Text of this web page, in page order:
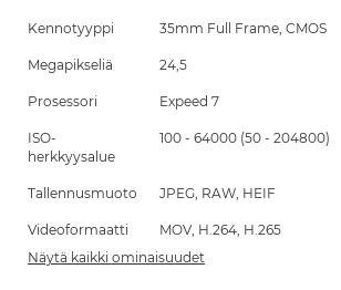
Kennotyyppi 35mm Full Frame, CMOS
Megapikseliä 24,5
Prosessori Expeed 7
ISO-
herkkyysalue
100 - 64000 (50 - 204800)
Tallennusmuoto JPEG, RAW, HEIF
Videoformaatti
MOV, H.264, H.265
Näytä kaikki ominaisuudet